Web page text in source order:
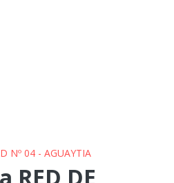
Nº 04 - AGUAYTIA